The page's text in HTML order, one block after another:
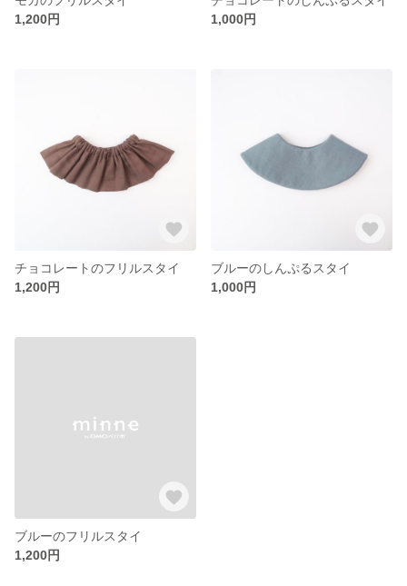
1,200円
1,000円
チョコレートのフリルスタイ
1,200円
ブルーのしんぷるスタイ
1,000円
ブルーのフリルスタイ
1,200円